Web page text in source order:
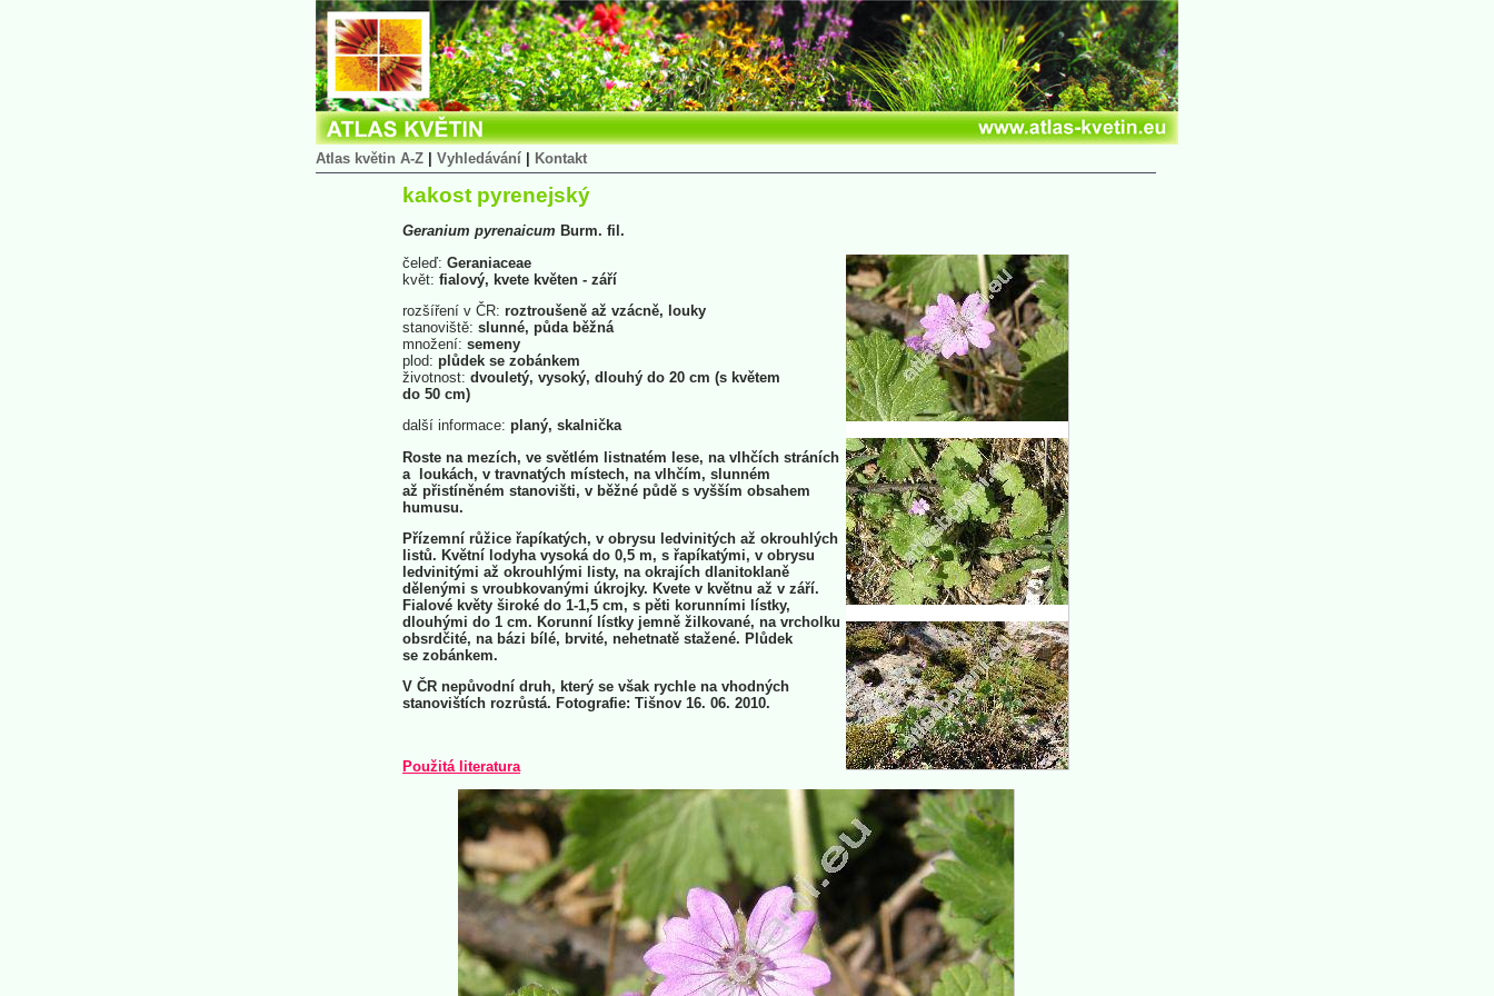
Atlas květin A-Z Vyhledávání Kontakt
kakost pyrenejský
Geranium pyrenaicum Burm. fil.
čeleď: Geraniaceae
květ: fialový, kvete květen - září
rozšíření v ČR: roztroušeně až vzácně, louky
stanoviště: slunné, půda běžná
množení: semeny
plod: plůdek se zobánkem
životnost: dvouletý, vysoký, dlouhý do 20 cm (s květem
do 50 cm)
další informace: planý, skalnička
Roste na mezích, ve světlém listnatém lese, na vlhčích stráních
a loukách, v travnatých místech, na vlhčím, slunném
až přistíněném stanovišti, v běžné půdě s vyšším obsahem
humusu.
Přízemní růžice řapíkatých, v obrysu ledvinitých až okrouhlých
listů. Květní lodyha vysoká do 0,5 m, s řapíkatými, v obrysu
ledvinitými až okrouhlými listy, na okrajích dlanitoklaně
dělenými s vroubkovanými úkrojky. Kvete v květnu až v září.
Fialové květy široké do 1-1,5 cm, s pěti korunními lístky,
dlouhými do 1 cm. Korunní lístky jemně žilkované, na vrcholku
obsrdčité, na bázi bílé, brvité, nehetnatě stažené. Plůdek
se zobánkem.
V ČR nepůvodní druh, který se však rychle na vhodných
stanovištích rozrůstá. Fotografie: Tišnov 16. 06. 2010.
Použitá literatura